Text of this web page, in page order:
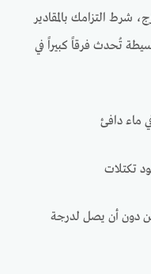
شرط التزامك بالمقادير
تُحدث فرقاً كبيراً في
ماء دافئ
تكتلات
دون أن يصل لدرجة